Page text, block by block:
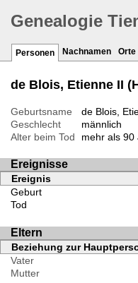
Genealogie
Personen Nachnamen Orte
de Blois, Etienne II
Geburtsname
de Blois,
Geschlecht
männlich
Alter beim Tod
mehr als 90
Ereignisse
Ereignis
Geburt
Tod
Eltern
Beziehung zur
Vater
Mutter